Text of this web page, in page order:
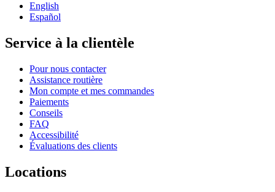
English
Español
Service à la clientèle
Pour nous contacter
Assistance routière
Mon compte et mes commandes
Paiements
Conseils
FAQ
Accessibilité
Évaluations des clients
Locations